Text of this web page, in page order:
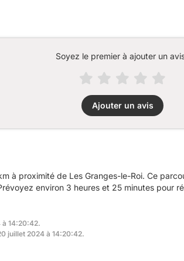
Soyez le premier à ajouter un
Ajouter un avis
à proximité de Les Granges-le-Roi. Ce
environ 3 heures et 25 minutes pour
à 14:20:42.
juillet 2024 à 14:20:42.